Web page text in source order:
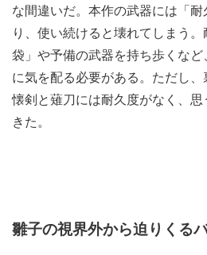
な間違いだ。本作の武器には「
り、使い続けると壊れてしまう
袋」や予備の武器を持ち歩くな
に気を配る必要がある。ただし
懐剣と薙刀には耐久度がなく、
きた。
雛子の視界外から迫りくる